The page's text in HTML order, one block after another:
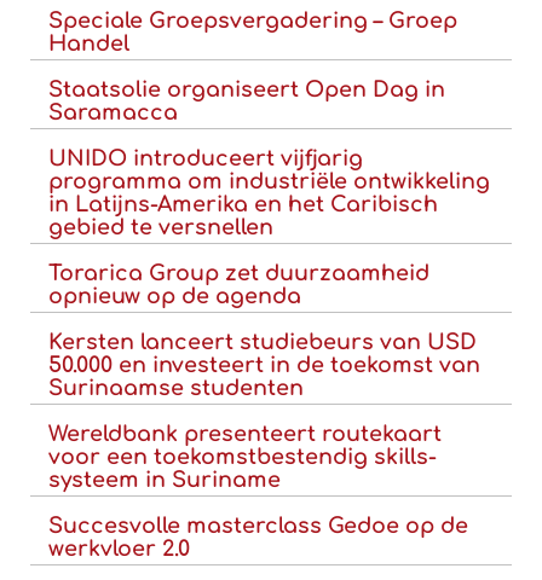
Speciale Groepsvergadering – Groep
Handel
Staatsolie organiseert Open Dag in
Saramacca
UNIDO introduceert vijfjarig
programma om industriële ontwikkeling
in Latijns-Amerika en het Caribisch
gebied te versnellen
Torarica Group zet duurzaamheid
opnieuw op de agenda
Kersten lanceert studiebeurs van USD
50.000 en investeert in de toekomst van
Surinaamse studenten
Wereldbank presenteert routekaart
voor een toekomstbestendig skills-
systeem in Suriname
Succesvolle masterclass Gedoe op de
werkvloer 2.0